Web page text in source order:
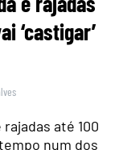
‘castigar’
até 100
num dos